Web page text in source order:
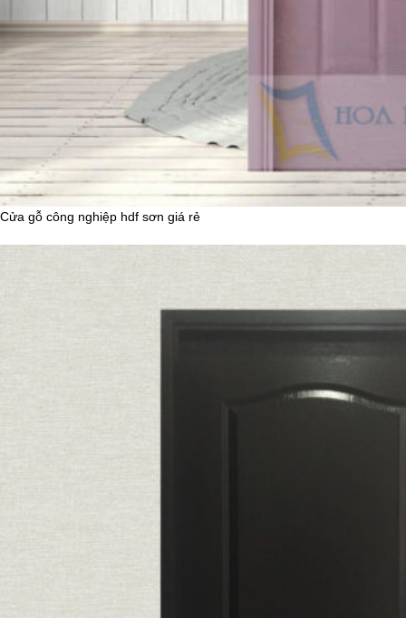
Cửa gỗ công nghiệp hdf sơn giá rẻ